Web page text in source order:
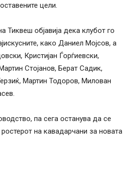
цели.
Тиквеш објавија дека клубот го
како Даниел Мојсов, а
Кристијан Ѓорѓиевски,
Стојанов, Берат Садик,
Мартин Тодоров, Милован
па сега останува да се
на кавадарчани за новата